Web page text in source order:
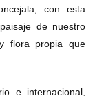
con esta
de nuestro
flora propia que
e internacional,